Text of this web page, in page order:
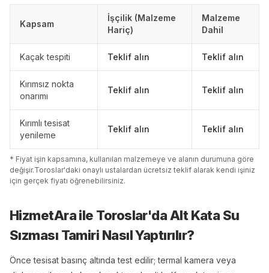
Kapsam
İşçilik (Malzeme
Hariç)
Malzeme
Dahil
Kaçak tespiti Teklif alın Teklif alın
Kırımsız nokta
onarımı
Teklif alın Teklif alın
Kırımlı tesisat
yenileme
Teklif alın Teklif alın
* Fiyat işin kapsamına, kullanılan malzemeye ve alanın durumuna göre
değişir.Toroslar'daki onaylı ustalardan ücretsiz teklif alarak kendi işiniz
için gerçek fiyatı öğrenebilirsiniz.
HizmetAra ile Toroslar'daAlt Kata Su
Sızması Tamiri Nasıl Yaptırılır?
Önce tesisat basınç altında test edilir; termal kamera veya